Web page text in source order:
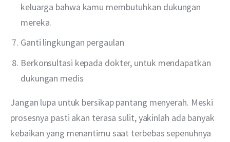
keluarga bahwa kamu membutuhkan dukungan
mereka.
Ganti lingkungan pergaulan
Berkonsultasi kepada dokter, untuk mendapatkan
dukungan medis
Jangan lupa untuk bersikap pantang menyerah. Meski
prosesnya pasti akan terasa sulit, yakinlah ada banyak
kebaikan yang menantimu saat terbebas sepenuhnya